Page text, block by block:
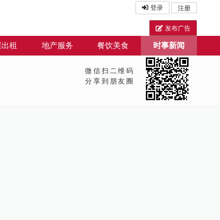
登录 注册
发布广告
租 地产服务 餐饮美食 时事新闻
微信扫二维码
分享到朋友圈